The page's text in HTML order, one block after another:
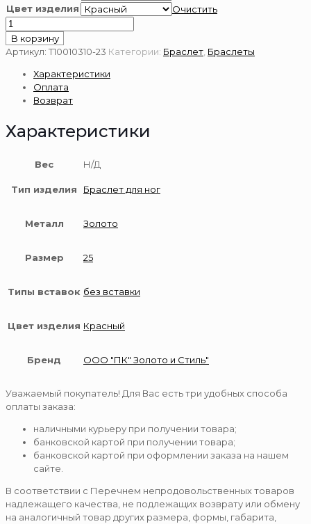
Цвет изделия
Очистить
Количество
товара
Золотой
ногу
В корзину
Артикул: Т10010310-23 Категории: Браслет Браслеты
Характеристики
Оплата
Возврат
Характеристики
Вес Н/Д
Тип изделия Браслет для ног
Металл Золото
Размер 25
Типы вставок без вставки
Цвет изделия Красный
Бренд ООО "ПК" Золото и Стиль"
Уважаемый покупатель! Для Вас есть три удобных способа
оплаты заказа:
наличными курьеру при получении товара;
банковской картой при получении товара;
банковской картой при оформлении заказа на нашем
сайте.
В соответствии с Перечнем непродовольственных товаров
надлежащего качества, не подлежащих возврату или обмену
на аналогичный товар других размера, формы, габарита,